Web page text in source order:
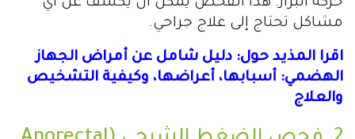
مشاكل تحتاج إلى علاج جراحي.
اقرا المذيد حول: دليل شامل عن أمراض الجهاز
الهضمي: أسبابها، أعراضها، وكيفية التشخيص
والعلاج